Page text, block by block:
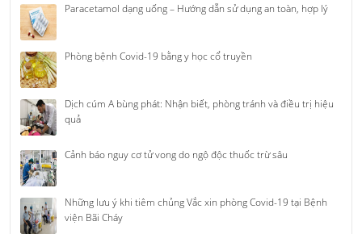
Paracetamol dạng uống – Hướng dẫn sử dụng an toàn, hợp lý
Phòng bệnh Covid-19 bằng y học cổ truyền
Dịch cúm A bùng phát: Nhận biết, phòng tránh và điều trị hiệu
quả
Cảnh báo nguy cơ tử vong do ngộ độc thuốc trừ sâu
Những lưu ý khi tiêm chủng Vắc xin phòng Covid-19 tại Bệnh
viện Bãi Cháy